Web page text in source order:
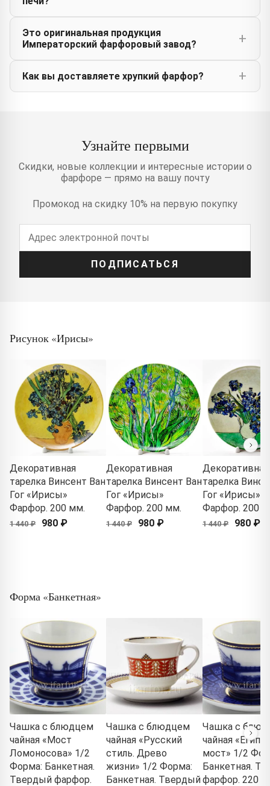
Это оригинальная продукция
Императорский фарфоровый завод?
Как вы доставляете хрупкий фарфор?
Узнайте первыми
Скидки, новые коллекции и интересные истории о
фарфоре — прямо на вашу почту
Промокод на скидку 10% на первую покупку
ПОДПИСАТЬСЯ
Рисунок «Ирисы»
Декоративная
тарелка Винсент Ван
Гог «Ирисы»
Фарфор. 200 мм.
1 440 ₽ 980 ₽
Декоративная
тарелка Винсент Ван
Гог «Ирисы»
Фарфор. 200 мм.
1 440 ₽ 980 ₽
Декоративная
тарелка
Гог «Ирисы»
Фарфор. 200
1 440 ₽ 980 ₽
Форма «Банкетная»
Чашка с блюдцем
чайная «Мост
Ломоносова» 1/2
Форма: Банкетная.
Твердый фарфор.
Чашка с блюдцем
чайная «Русский
стиль. Древо
жизни» 1/2 Форма:
Банкетная. Твердый
Чашка с
чайная
мост» 1/2
Банкетная.
фарфор. 220